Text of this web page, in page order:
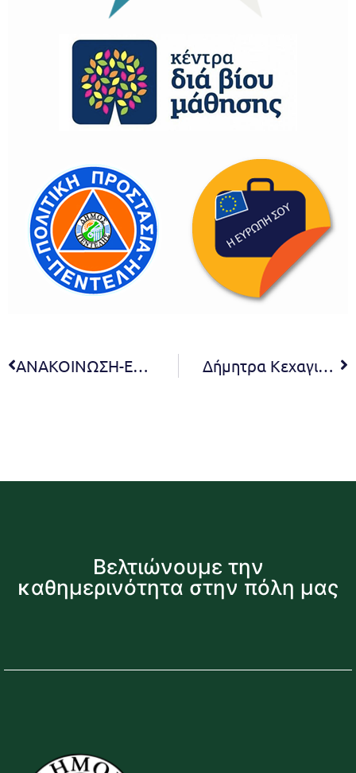
ΑΝΑΚΟΙΝΩΣΗ-ΕΠΑΝΑΠΡΟΚΗΡΥΞΗ Για την πρόσληψη προσωπικού με σύμβαση εργασίας ιδιωτικού δικαίου ορισμένου Χρόνου (κάλυψη αναγκών Πυροπροστασίας) Δήμητρα Κεχαγιά στον Αθήνα 984: Η σωστή ενημέρωση των πολιτών εξασφαλίζει την σωστή διαχείριση των κρίσεων
Βελτιώνουμε την
καθημερινότητα στην πόλη μας